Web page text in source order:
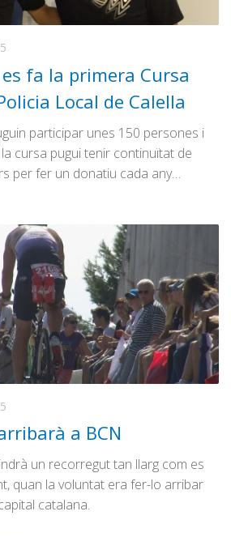
es fa la primera Cursa
Local de Calella
participar unes 150 persones i
cursa pugui tenir continuïtat de
per fer un donatiu cada any…
a BCN
un recorregut tan llarg com es
quan la voluntat era fer-lo arribar
catalana.